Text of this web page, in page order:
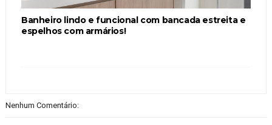
Banheiro lindo e funcional com bancada estreita e
espelhos com armários!
Nenhum Comentário: